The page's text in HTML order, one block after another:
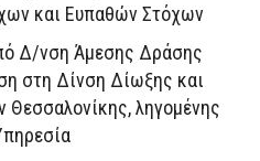
και Ευπαθών Στόχων
Δ/νση Άμεσης Δράσης
στη Δίνση Δίωξης και
Θεσσαλονίκης, ληγομένης